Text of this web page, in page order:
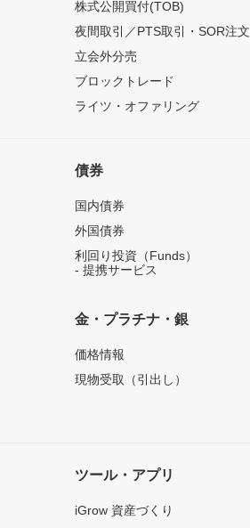
株式公開買付(TOB)
夜間取引／PTS取引・SOR注文
立会外分売
ブロックトレード
ライツ・オファリング
債券
国内債券
外国債券
利回り投資（Funds）
- 提携サービス
金・プラチナ・銀
価格情報
現物受取（引出し）
ツール・アプリ
iGrow 資産づくり